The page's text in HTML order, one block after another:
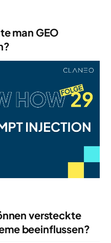
man GEO
versteckte
beeinflussen?